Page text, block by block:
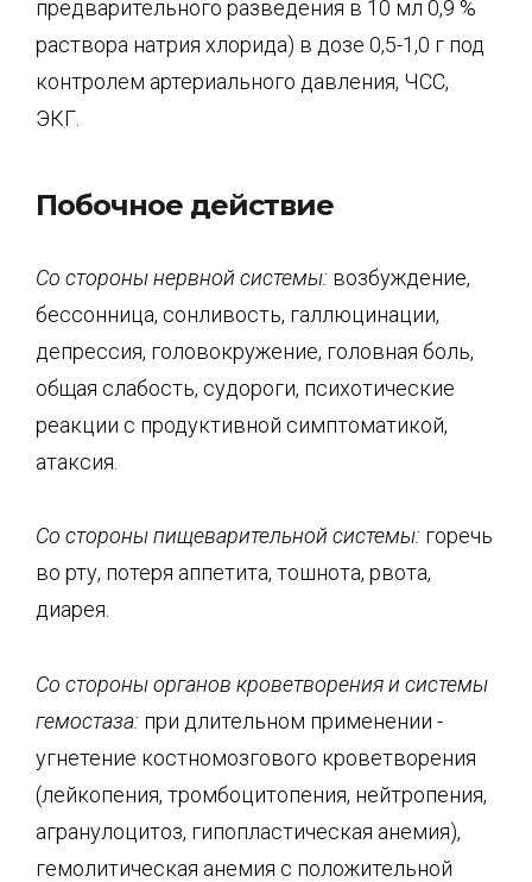
предварительного разведения в 10 мл 0,9 %
раствора натрия хлорида) в дозе 0,5-1,0 г под
контролем артериального давления, ЧСС,
ЭКГ.
Побочное действие
Со стороны нервной системы: возбуждение,
бессонница, сонливость, галлюцинации,
депрессия, головокружение, головная боль,
общая слабость, судороги, психотические
реакции с продуктивной симптоматикой,
атаксия.
Со стороны пищеварительной системы: горечь
во рту, потеря аппетита, тошнота, рвота,
диарея.
Со стороны органов кроветворения и системы
гемостаза: при длительном применении -
угнетение костномозгового кроветворения
(лейкопения, тромбоцитопения, нейтропения,
агранулоцитоз, гипопластическая анемия),
гемолитическая анемия с положительной